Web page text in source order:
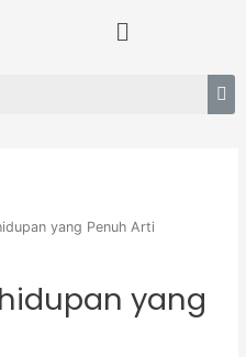
Menu
yang Penuh Arti
yang